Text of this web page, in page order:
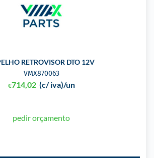
RETROVISOR DTO 12V
VMX870063
€714,02 (c/ iva)/un
pedir orçamento